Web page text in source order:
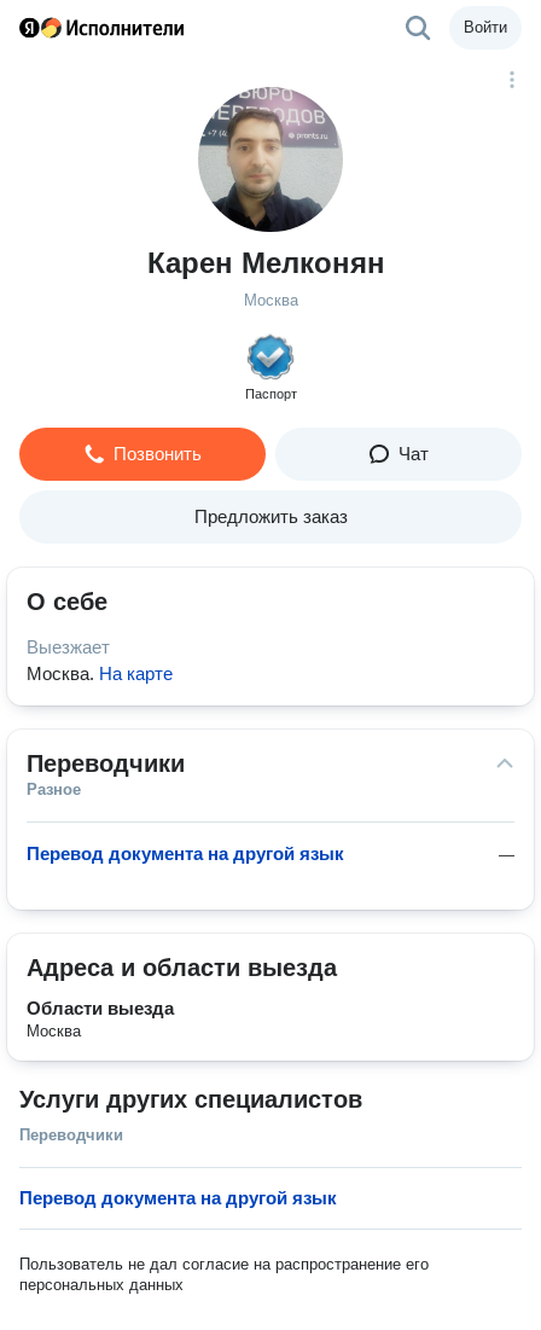
Войти
Карен Мелконян
Москва
Паспорт
Позвонить Чат
Предложить заказ
О себе
Выезжает
Москва. На карте
Переводчики
Разное
—
Перевод документа на другой язык
Адреса и области выезда
Области выезда
Москва
Услуги других специалистов
Переводчики
Перевод документа на другой язык
Пользователь не дал согласие на распространение его
персональных данных